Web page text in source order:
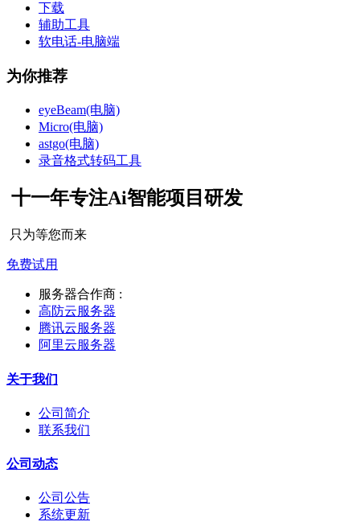
下载
辅助工具
软电话-电脑端
为你推荐
eyeBeam(电脑)
Micro(电脑)
astgo(电脑)
录音格式转码工具
十一年专注Ai智能项目研发
只为等您而来
免费试用
服务器合作商 :
高防云服务器
腾讯云服务器
阿里云服务器
关于我们
公司简介
联系我们
公司动态
公司公告
系统更新